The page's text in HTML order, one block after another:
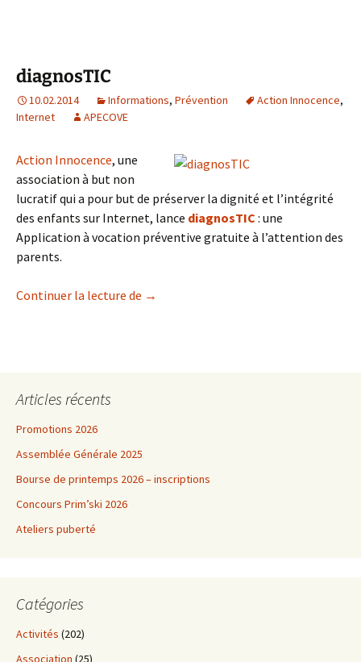
diagnosTIC
10.02.2014 Informations, Prévention Action Innocence,
Internet
APECOVE
Action Innocence, une
association à but non
lucratif qui a pour but de préserver la dignité et l’intégrité
des enfants sur Internet, lance diagnosTIC : une
Application à vocation préventive gratuite à l’attention des
parents.
Continuer la lecture de diagnosTIC
→
Articles récents
Promotions 2026
Assemblée Générale 2025
Bourse de printemps 2026 – inscriptions
Concours Prim’ski 2026
Ateliers puberté
Catégories
Activités (202)
Association (25)